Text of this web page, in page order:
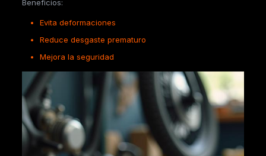
Beneficios:
Evita deformaciones
Reduce desgaste prematuro
Mejora la seguridad